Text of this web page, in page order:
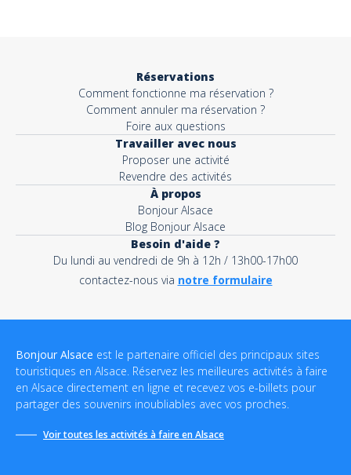
Réservations
Comment fonctionne ma réservation ?
Comment annuler ma réservation ?
Foire aux questions
Travailler avec nous
Proposer une activité
Revendre des activités
À propos
Bonjour Alsace
Blog Bonjour Alsace
Besoin d'aide ?
Du lundi au vendredi de 9h à 12h / 13h00-17h00
contactez-nous via notre formulaire
Bonjour Alsace est le partenaire officiel des principaux sites
touristiques en Alsace. Réservez les meilleures activités à faire
en Alsace directement en ligne et recevez vos e-billets pour
partager des souvenirs inoubliables avec vos proches.
Voir toutes les activités à faire en Alsace